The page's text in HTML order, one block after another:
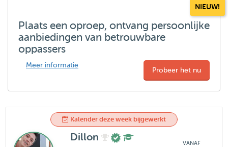
NIEUW!
Plaats een oproep, ontvang persoonlijke
aanbiedingen van betrouwbare
oppassers
Meer informatie
Probeer het nu
Kalender deze week bijgewerkt
Dillon
VANAF